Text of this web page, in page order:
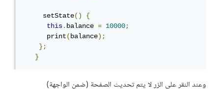
     setState
()
{
this.balance = 10000;
      print
(balance);
};
}
وعند النقر على الزر لا يتم تحديث الصفحة (ضمن الواجهة)